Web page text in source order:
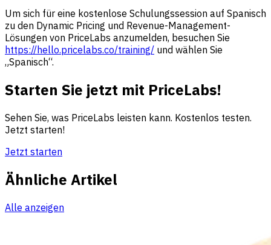
Um sich für eine kostenlose Schulungssession auf Spanisch
zu den Dynamic Pricing und Revenue-Management-
Lösungen von PriceLabs anzumelden, besuchen Sie
https://hello.pricelabs.co/training/ und wählen Sie
„Spanisch“.
Starten Sie jetzt mit PriceLabs!
Sehen Sie, was PriceLabs leisten kann. Kostenlos testen.
Jetzt starten!
Jetzt starten
Ähnliche Artikel
Alle anzeigen